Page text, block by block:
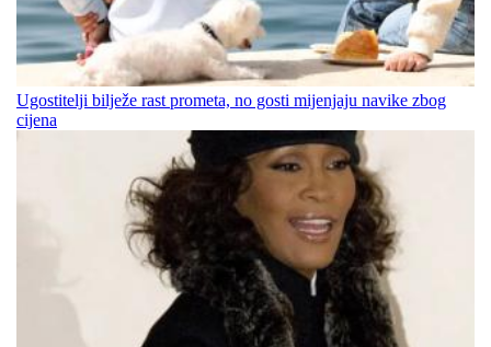
Ugostitelji bilježe rast prometa, no gosti mijenjaju navike zbog
cijena